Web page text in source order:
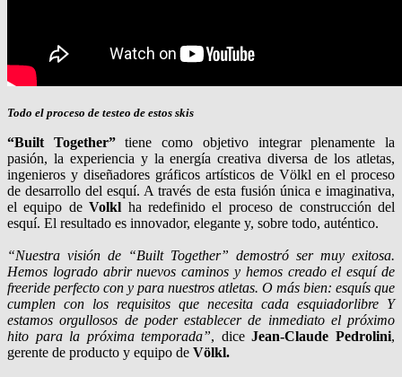
Todo el proceso de testeo de estos skis
“Built Together”tiene como objetivo integrar plenamente la
pasión, la experiencia y la energía creativa diversa de los atletas,
ingenieros y diseñadores gráficos artísticos de Völkl en el proceso
de desarrollo del esquí. A través de esta fusión única e imaginativa,
el equipo deVolkl ha redefinido el proceso de construcción del
esquí. El resultado es innovador, elegante y, sobre todo, auténtico.
“Nuestra visión de “Built Together” demostró ser muy exitosa.
Hemos logrado abrir nuevos caminos y hemos creado el esquí de
freeride perfecto con y para nuestros atletas. O más bien: esquís que
cumplen con los requisitos que necesita cada esquiadorlibre Y
estamos orgullosos de poder establecer de inmediato el próximo
hito para la próxima temporada”, diceJean-Claude Pedrolini,
gerente de producto y equipo de Völkl.